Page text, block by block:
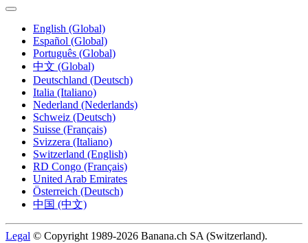
English (Global)
Español (Global)
Português (Global)
中文 (Global)
Deutschland (Deutsch)
Italia (Italiano)
Nederland (Nederlands)
Schweiz (Deutsch)
Suisse (Français)
Svizzera (Italiano)
Switzerland (English)
RD Congo (Français)
United Arab Emirates
Österreich (Deutsch)
中国 (中文)
Legal © Copyright 1989-2026 Banana.ch SA (Switzerland).